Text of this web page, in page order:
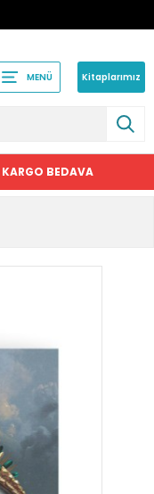
MENÜ Kitaplarımız
KARGO BEDAVA